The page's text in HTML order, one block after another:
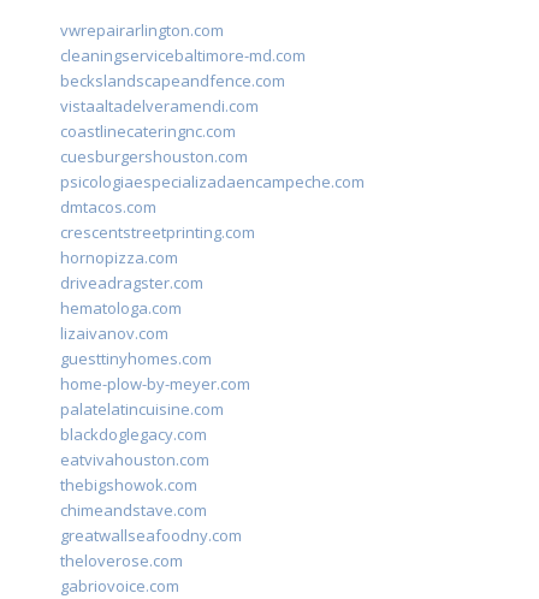
vwrepairarlington.com
cleaningservicebaltimore-md.com
beckslandscapeandfence.com
vistaaltadelveramendi.com
coastlinecateringnc.com
cuesburgershouston.com
psicologiaespecializadaencampeche.com
dmtacos.com
crescentstreetprinting.com
hornopizza.com
driveadragster.com
hematologa.com
lizaivanov.com
guesttinyhomes.com
home-plow-by-meyer.com
palatelatincuisine.com
blackdoglegacy.com
eatvivahouston.com
thebigshowok.com
chimeandstave.com
greatwallseafoodny.com
theloverose.com
gabriovoice.com